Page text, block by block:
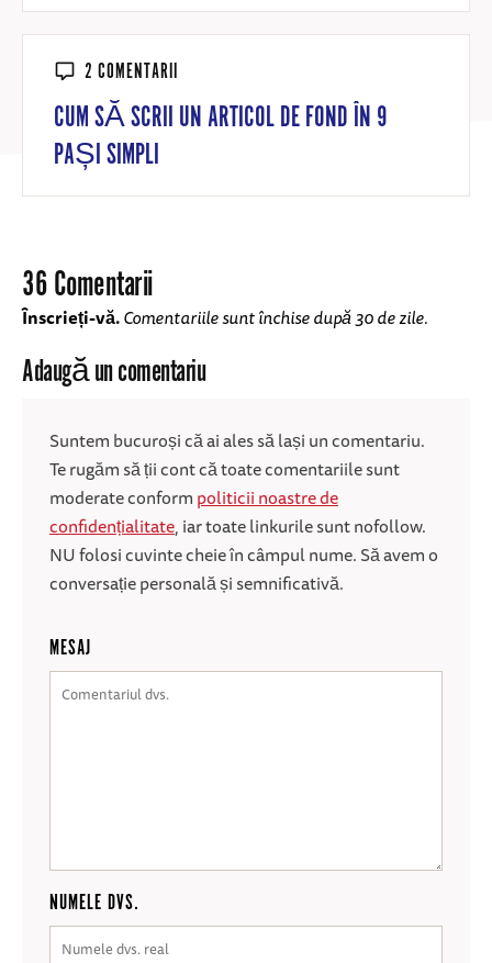
2 COMENTARII
CUM SĂ SCRII UN ARTICOL DE FOND ÎN 9
PAȘI SIMPLI
36 Comentarii
Înscrieți-vă.Comentariile sunt închise după 30 de zile.
Adaugă un comentariu
Suntem bucuroși că ai ales să lași un comentariu.
Te rugăm să ții cont că toate comentariile sunt
moderate conformpoliticii noastre de
confidențialitate, iar toate linkurile sunt nofollow.
NU folosi cuvinte cheie în câmpul nume. Să avem o
conversație personală și semnificativă.
MESAJ
NUMELE DVS.